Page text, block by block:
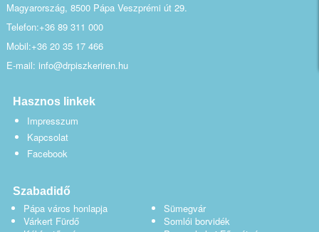
Magyarország, 8500 Pápa Veszprémi út 29.
Telefon:+36 89 311 000
Mobil:+36 20 35 17 466
E-mail: info@drpiszkeriren.hu
Hasznos linkek
Impresszum
Kapcsolat
Facebook
Szabadidő
Pápa város honlapja
Várkert Fürdő
Sümegvár
Somlói borvidék